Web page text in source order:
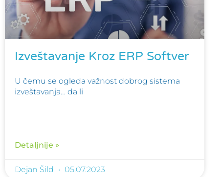
Izveštavanje Kroz ERP Softver
U čemu se ogleda važnost dobrog sistema
izveštavanja… da li
Detaljnije »
Dejan Šild 05.07.2023